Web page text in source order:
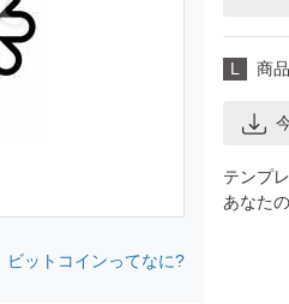
ビットコインってなに?
L 商
テンプ
あなた